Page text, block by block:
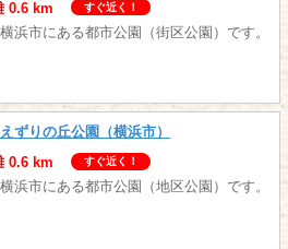
0.6 km
すぐ近く！
浜市にある都市公園（街区公園）です。
ずりの丘公園（横浜市）
0.6 km
すぐ近く！
浜市にある都市公園（地区公園）です。